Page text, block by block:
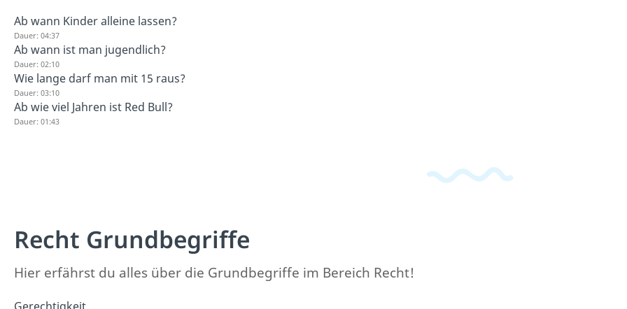
Ab wann Kinder alleine lassen?
Dauer: 04:37
Ab wann ist man jugendlich?
Dauer: 02:10
Wie lange darf man mit 15 raus?
Dauer: 03:10
Ab wie viel Jahren ist Red Bull?
Dauer: 01:43
Recht Grundbegriffe
Hier erfährst du alles über die Grundbegriffe im Bereich Recht!